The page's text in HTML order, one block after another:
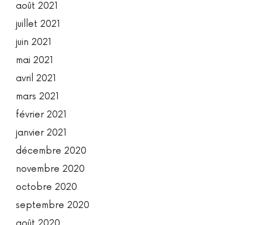
août 2021
juillet 2021
juin 2021
mai 2021
avril 2021
mars 2021
février 2021
janvier 2021
décembre 2020
novembre 2020
octobre 2020
septembre 2020